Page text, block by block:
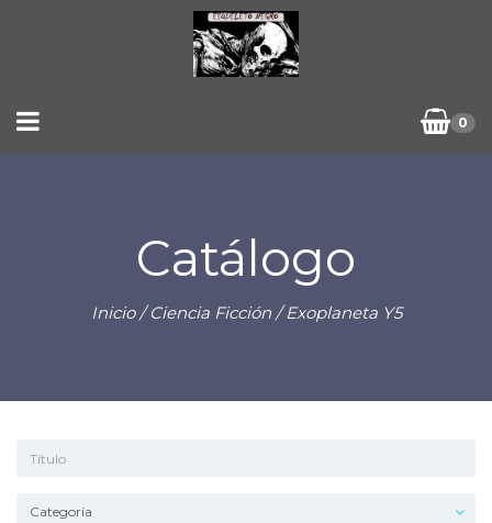
0
Catálogo
Inicio/Ciencia Ficción/ Exoplaneta Y5